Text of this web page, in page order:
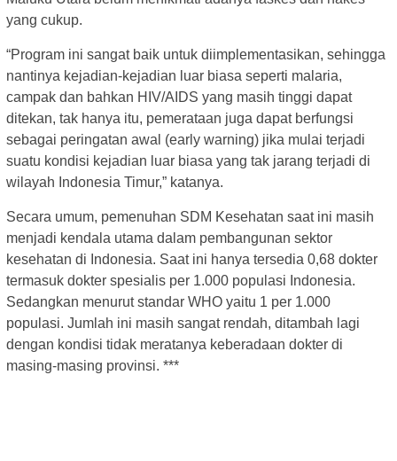
yang cukup.
“Program ini sangat baik untuk diimplementasikan, sehingga
nantinya kejadian-kejadian luar biasa seperti malaria,
campak dan bahkan HIV/AIDS yang masih tinggi dapat
ditekan, tak hanya itu, pemerataan juga dapat berfungsi
sebagai peringatan awal (early warning) jika mulai terjadi
suatu kondisi kejadian luar biasa yang tak jarang terjadi di
wilayah Indonesia Timur,” katanya.
Secara umum, pemenuhan SDM Kesehatan saat ini masih
menjadi kendala utama dalam pembangunan sektor
kesehatan di Indonesia. Saat ini hanya tersedia 0,68 dokter
termasuk dokter spesialis per 1.000 populasi Indonesia.
Sedangkan menurut standar WHO yaitu 1 per 1.000
populasi. Jumlah ini masih sangat rendah, ditambah lagi
dengan kondisi tidak meratanya keberadaan dokter di
masing-masing provinsi. ***